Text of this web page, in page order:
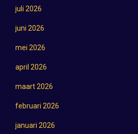
juli 2026
juni 2026
mei 2026
april 2026
maart 2026
februari 2026
januari 2026